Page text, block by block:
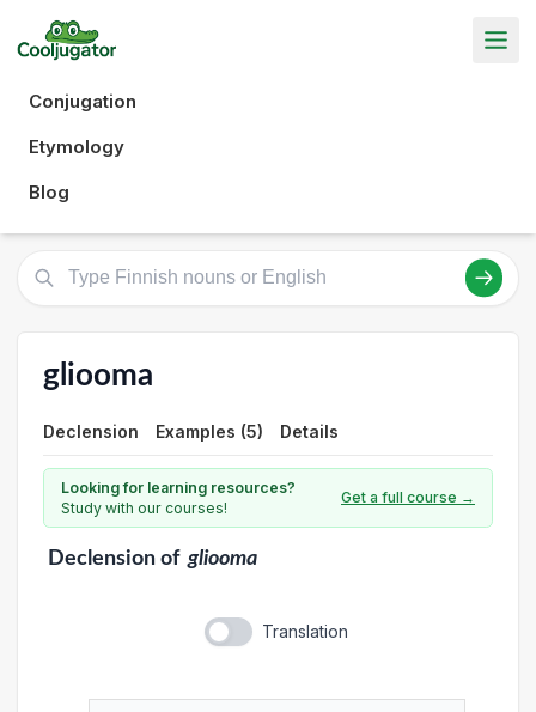
Conjugation
Etymology
Blog
gliooma
Declension Examples (5) Details
Looking for learning resources?
Study with our courses!
Get a full course →
Declensionof gliooma
Translation